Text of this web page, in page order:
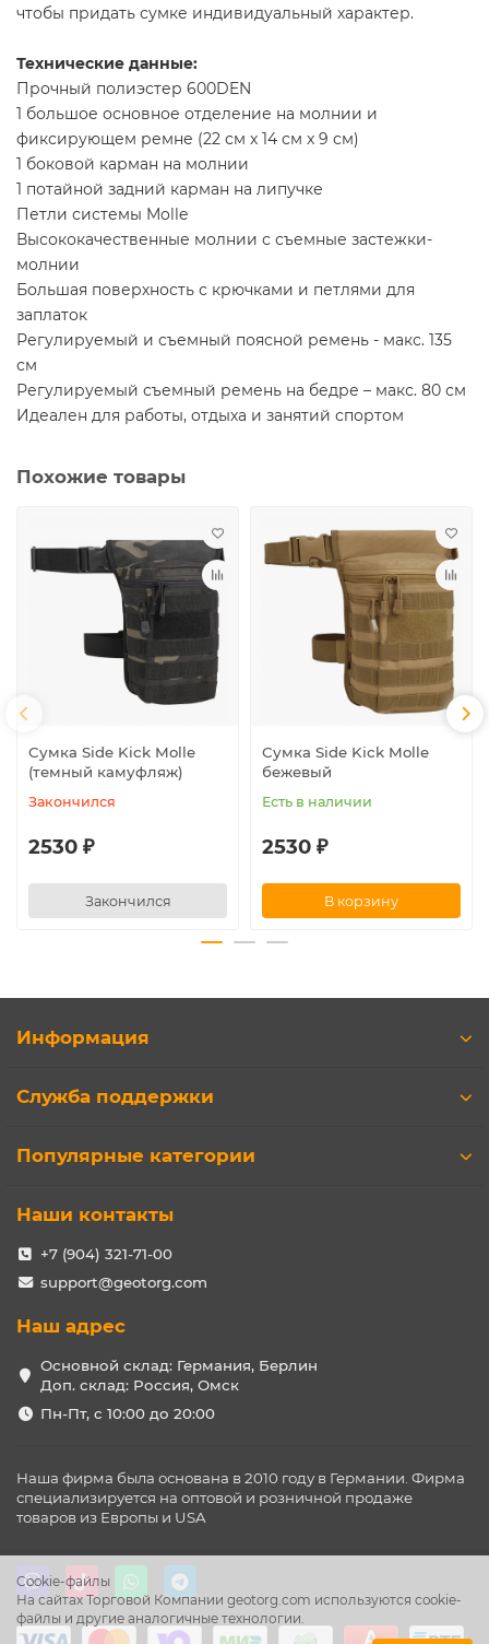
чтобы придать сумке индивидуальный характер.
Технические данные:
Прочный полиэстер 600DEN
1 большое основное отделение на молнии и
фиксирующем ремне (22 см x 14 см x 9 см)
1 боковой карман на молнии
1 потайной задний карман на липучке
Петли системы Molle
Высококачественные молнии с съемные застежки-
молнии
Большая поверхность с крючками и петлями для
заплаток
Регулируемый и съемный поясной ремень - макс. 135
см
Регулируемый съемный ремень на бедре – макс. 80 см
Идеален для работы, отдыха и занятий спортом
Похожие товары
Сумка Side Kick Molle
(темный камуфляж)
Закончился
2530 ₽
Закончился
Сумка Side Kick Molle
бежевый
Есть в наличии
2530 ₽
В корзину
Cookie-файлы
На сайтах Торговой Компании geotorg.com используются cookie-
файлы и другие аналогичные технологии.
Информация
Служба поддержки
Популярные категории
Наши контакты
+7 (904) 321-71-00
support@geotorg.com
Наш адрес
Основной склад: Германия, Берлин
Доп. склад: Россия, Омск
Пн-Пт, с 10:00 до 20:00
Наша фирма была основана в 2010 году в Германии. Фирма
специализируется на оптовой и розничной продаже
товаров из Европы и USA